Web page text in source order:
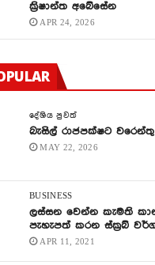
ක්‍රිෂාන්ත අබේසේන
APR 24, 2026
දේශිය පුවත්
බැසිල් රාජපක්ෂට වරෙන්තු
MAY 22, 2026
BUSINESS
ලස්සන වෙන්න කැමති
පැහැපත් කරන ස්ක්‍රබ්
APR 11, 2021